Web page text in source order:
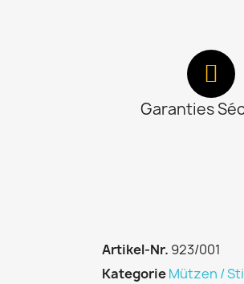
Garanties
Artikel-Nr. 923/001
KategorieMützen /